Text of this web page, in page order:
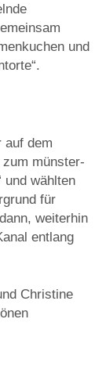
und
auf dem
münster-
und wählten
für
weiterhin
entlang
Christine